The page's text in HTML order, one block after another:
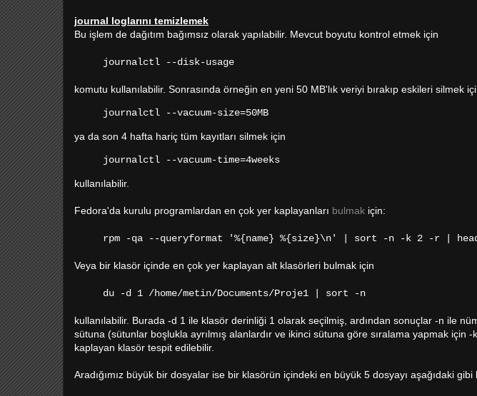
journal loglarını temizlemek
Bu işlem de dağıtım bağımsız olarak yapılabilir. Mevcut boyutu kontrol etmek için
journalctl --disk-usage
komutu kullanılabilir. Sonrasında örneğin en yeni 50 MB'lık veriyi bırakıp eskileri silmek
journalctl --vacuum-size=50MB
ya da son 4 hafta hariç tüm kayıtları silmek için
journalctl --vacuum-time=4weeks
kullanılabilir.
Fedora'da kurulu programlardan en çok yer kaplayanları bulmak için:
rpm -qa --queryformat '%{name} %{size}\n' | sort -n -k 2 -r |
Veya bir klasör içinde en çok yer kaplayan alt klasörleri bulmak için
du -d 1 /home/metin/Documents/Proje1 | sort -n
kullanılabilir. Burada -d 1 ile klasör derinliği 1 olarak seçilmiş, ardından sonuçlar -n ile
sütuna (sütunlar boşlukla ayrılmış alanlardır ve ikinci sütuna göre sıralama yapmak için -
kaplayan klasör tespit edilebilir.
Aradığımız büyük bir dosyalar ise bir klasörün içindeki en büyük 5 dosyayı aşağıdaki gibi